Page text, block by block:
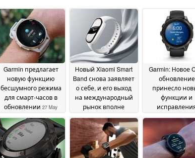
Garmin предлагает
новую функцию
бесшумного режима
для смарт-часов в
обновлении 27 May
2026
Новый Xiaomi Smart
Band снова заявляет
о себе, и его выход
на международный
рынок вполне
23 May 2026
Garmin: Новое
обновление
принесло
функции и
часов 22 May